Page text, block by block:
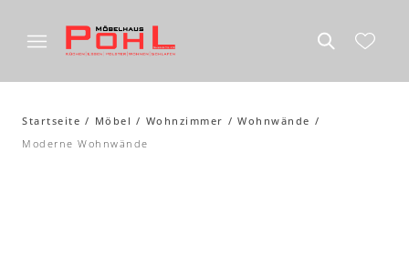
Startseite Möbel Wohnzimmer
Wohnwände
Moderne Wohnwände